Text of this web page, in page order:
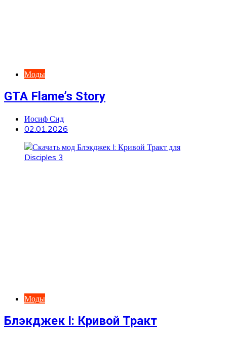
Моды
GTA Flame’s Story
Иосиф Сид
02.01.2026
Моды
Блэкджек I: Кривой Тракт